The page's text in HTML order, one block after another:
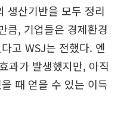
생산기반을 모두 정리
큼, 기업들은 경제환경
고 WSJ는 전했다. 엔
과가 발생했지만, 아직
때 얻을 수 있는 이득